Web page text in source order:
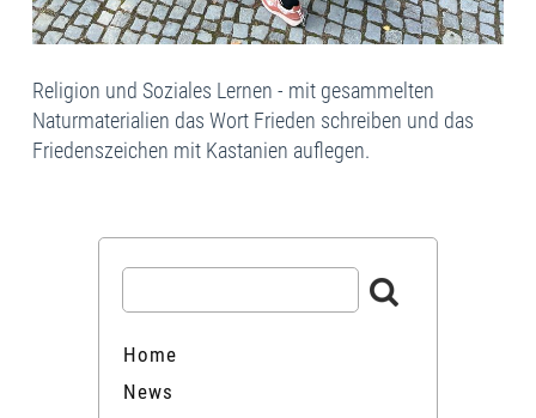
Religion und Soziales Lernen - mit gesammelten
Naturmaterialien das Wort Frieden schreiben und das
Friedenszeichen mit Kastanien auflegen.
Home
News